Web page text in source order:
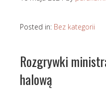
Posted in: Bez kategorii
Rozgrywki
halową